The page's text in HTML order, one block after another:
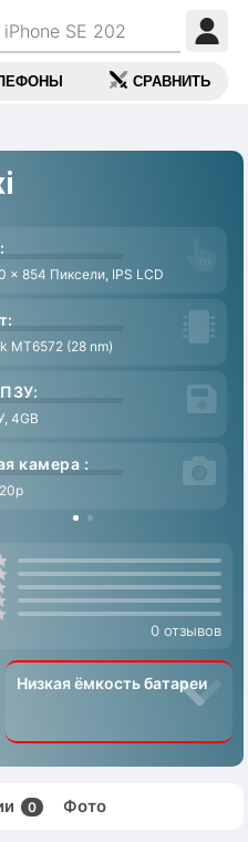
СРАВНИТЬ
x 854 Пиксели, IPS LCD
MT6572 (28 nm)
4GB
камера :
0 отзывов
Низкая ёмкость батареи
0 Фото